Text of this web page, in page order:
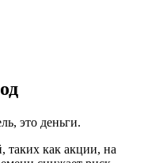
это деньги.
таких как акции, на